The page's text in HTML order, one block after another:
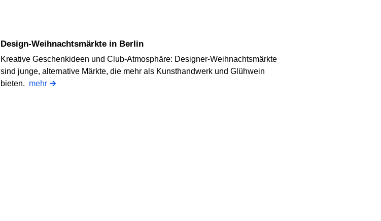
Design-Weihnachtsmärkte in Berlin
Kreative Geschenkideen und Club-Atmosphäre: Designer-Weihnachtsmärkte
sind junge, alternative Märkte, die mehr als Kunsthandwerk und Glühwein
bieten. mehr